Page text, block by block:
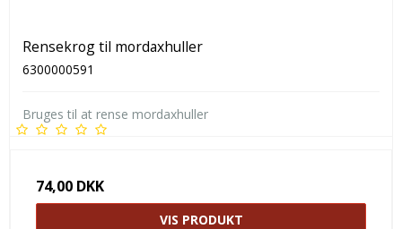
Rensekrog til mordaxhuller
6300000591
Bruges til at rense mordaxhuller
74,00 DKK
VIS PRODUKT